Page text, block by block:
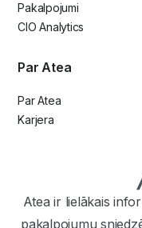
Atea ir lielākais
pakalpojumu
Pakalpojumi
CIO Analytics
Par Atea
Par Atea
Karjera